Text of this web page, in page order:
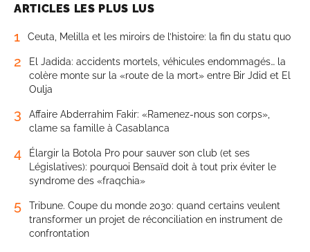
ARTICLES LES PLUS LUS
1 Ceuta, Melilla et les miroirs de l’histoire: la fin du statu quo
2
El Jadida: accidents mortels, véhicules endommagés… la
colère monte sur la «route de la mort» entre Bir Jdid et El
Oulja
3
Affaire Abderrahim Fakir: «Ramenez-nous son corps»,
clame sa famille à Casablanca
4
Élargir la Botola Pro pour sauver son club (et ses
Législatives): pourquoi Bensaïd doit à tout prix éviter le
syndrome des «fraqchia»
5
Tribune. Coupe du monde 2030: quand certains veulent
transformer un projet de réconciliation en instrument de
confrontation